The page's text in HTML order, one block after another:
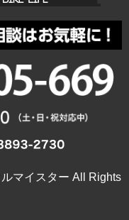
マイスター All Rights